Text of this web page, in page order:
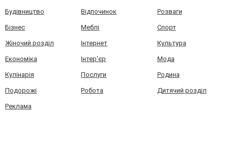
Будівництво Відпочинок Розваги
Бізнес Меблі Спорт
Жіночий розділ Інтернет Культура
Економіка Інтер'єр Мода
Кулінарія Послуги Родина
Подорожі Робота Дитячий розділ
Реклама